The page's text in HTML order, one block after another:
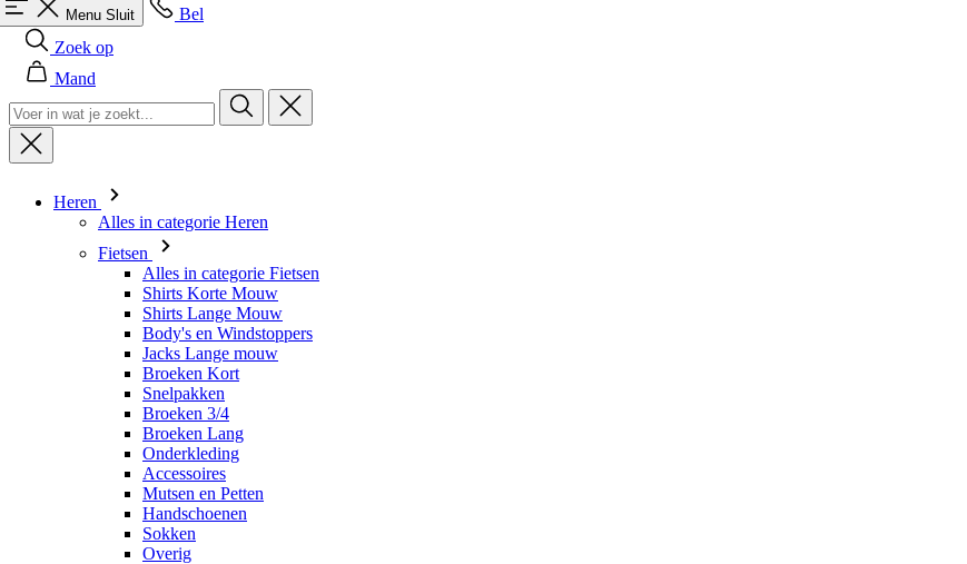
Menu Sluit
Bel
Zoek op
Mand
Heren
Alles in categorie Heren
Fietsen
Alles in categorie Fietsen
Shirts Korte Mouw
Shirts Lange Mouw
Body's en Windstoppers
Jacks Lange mouw
Broeken Kort
Snelpakken
Broeken 3/4
Broeken Lang
Onderkleding
Accessoires
Mutsen en Petten
Handschoenen
Sokken
Overig